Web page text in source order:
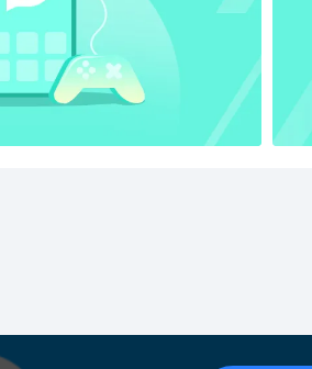
制、剪切、移动、多选、加密、解密等
通过qq、微信等分享，手机与电脑之间
作、学习、同事、朋友之间的快速分享